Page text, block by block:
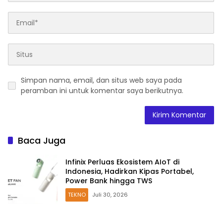
Simpan nama, email, dan situs web saya pada
peramban ini untuk komentar saya berikutnya.
Baca Juga
Infinix Perluas Ekosistem AIoT di
Indonesia, Hadirkan Kipas Portabel,
Power Bank hingga TWS
TEKNO Juli 30, 2026